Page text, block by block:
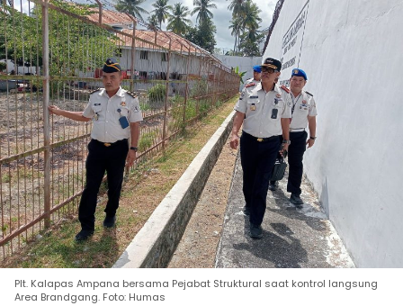
Plt. Kalapas Ampana bersama Pejabat Struktural saat kontrol langsung
Area Brandgang. Foto: Humas